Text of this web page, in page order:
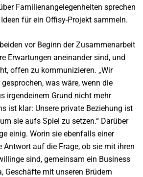
Familienangelegenheiten sprechen
für ein Offisy-Projekt sammeln.
vor Beginn der Zusammenarbeit
Erwartungen aneinander sind, und
offen zu kommunizieren. „Wir
was wäre, wenn die
irgendeinem Grund nicht mehr
ist klar: Unsere private Beziehung ist
sie aufs Spiel zu setzen.“ Darüber
einig. Worin sie ebenfalls einer
Antwort auf die Frage, ob sie mit ihren
sind, gemeinsam ein Business
Geschäfte mit unseren Brüdern